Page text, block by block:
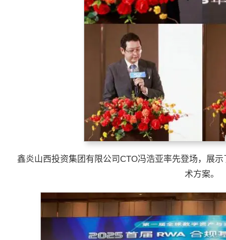
鑫炎山西投资集团有限公司CTO冯浩亚率先登场，展
术方案。